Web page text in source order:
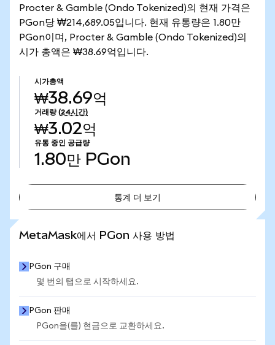
Procter & Gamble (Ondo Tokenized)의 현재 가격은
PGon당 ₩214,689.05입니다. 현재 유통량은 1.80만
PGon이며, Procter & Gamble (Ondo Tokenized)의
시가 총액은 ₩38.69억입니다.
시가총액
₩38.69억
거래량 (24시간)
₩3.02억
유통 중인 공급량
1.80만 PGon
통계 더 보기
MetaMask에서 PGon 사용 방법
PGon 구매
몇 번의 탭으로 시작하세요.
PGon 판매
PGon을(를) 현금으로 교환하세요.